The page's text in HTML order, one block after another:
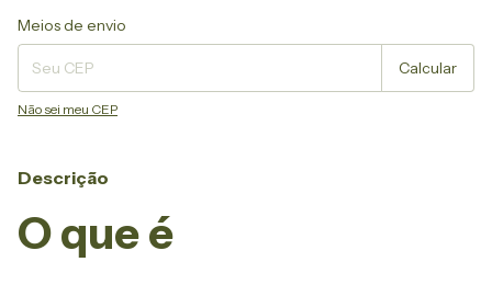
Entregas para o CEP:
Meios de envio
Calcular
Não sei meu CEP
Descrição
O que é